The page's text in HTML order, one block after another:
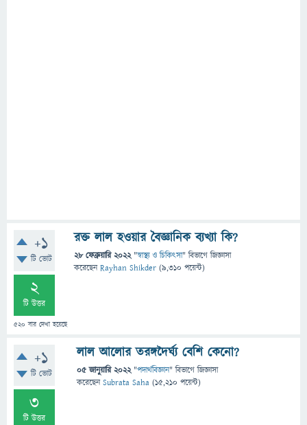
+1
টি ভোট
2
টি উত্তর
520 বার দেখা হয়েছে
রক্ত লাল হওয়ার বৈজ্ঞানিক ব্যখ্যা কি?
28 ফেব্রুয়ারি 2022 "স্বাস্থ্য ও চিকিৎসা" বিভাগে জিজ্ঞাসা
করেছেনRayhan Shikder (9,310 পয়েন্ট)
+1
টি ভোট
3
টি উত্তর
লাল আলোর তরঙ্গদৈর্ঘ্য বেশি কেনো?
05 জানুয়ারি 2022 "পদার্থবিজ্ঞান" বিভাগে জিজ্ঞাসা
করেছেনSubrata Saha (15,210 পয়েন্ট)